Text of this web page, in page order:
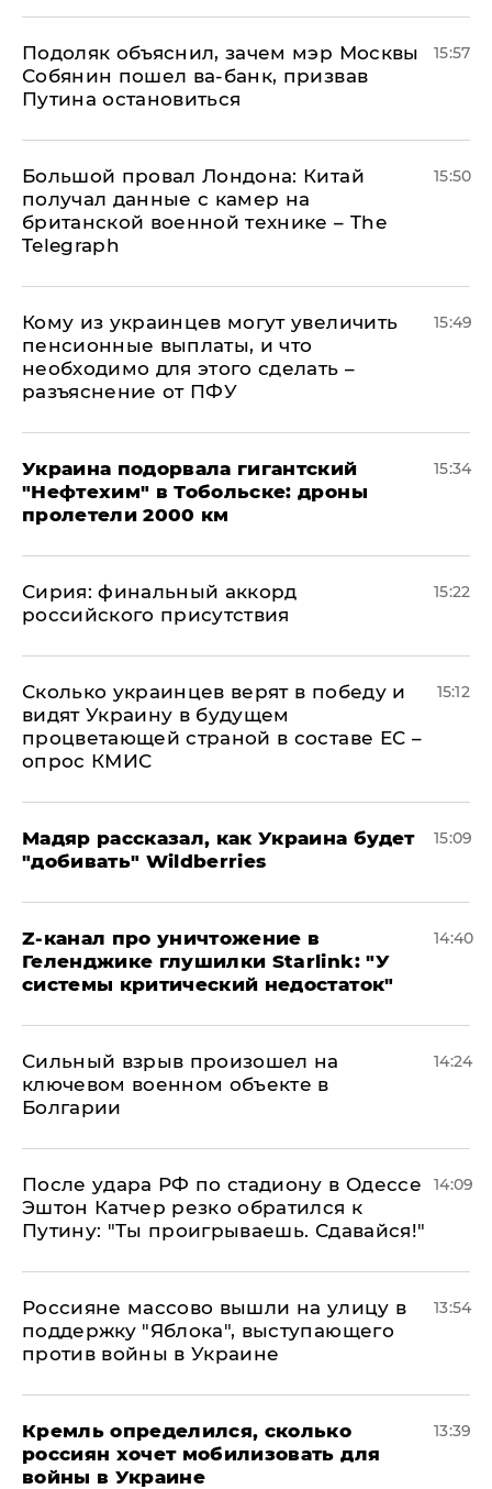
Подоляк объяснил, зачем мэр Москвы
Собянин пошел ва-банк, призвав
Путина остановиться
15:57
Большой провал Лондона: Китай
получал данные с камер на
британской военной технике – The
Telegraph
15:50
Кому из украинцев могут увеличить
пенсионные выплаты, и что
необходимо для этого сделать –
разъяснение от ПФУ
15:49
Украина подорвала гигантский
"Нефтехим" в Тобольске: дроны
пролетели 2000 км
15:34
​Сирия: финальный аккорд
российского присутствия
15:22
Сколько украинцев верят в победу и
видят Украину в будущем
процветающей страной в составе ЕС –
опрос КМИС
15:12
Мадяр рассказал, как Украина будет
"добивать" Wildberries
15:09
Z-канал про уничтожение в
Геленджике глушилки Starlink: "У
системы критический недостаток"
14:40
Сильный взрыв произошел на
ключевом военном объекте в
Болгарии
14:24
После удара РФ по стадиону в Одессе
Эштон Катчер резко обратился к
Путину: "Ты проигрываешь. Сдавайся!"
14:09
Россияне массово вышли на улицу в
поддержку "Яблока", выступающего
против войны в Украине
13:54
Кремль определился, сколько
россиян хочет мобилизовать для
войны в Украине
13:39